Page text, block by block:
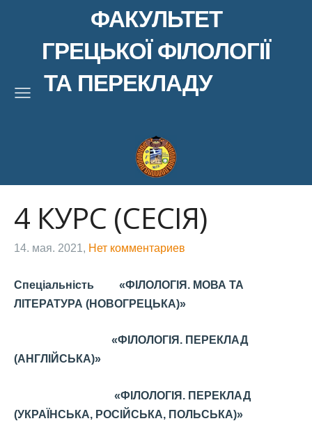
ФАКУЛЬТЕТ
ГРЕЦЬКОЇ ФІЛОЛОГІЇ
ТА ПЕРЕКЛАДУ
4 КУРС (СЕСІЯ)
14. мая. 2021, Нет комментариев
Спеціальність «ФІЛОЛОГІЯ. МОВА ТА
ЛІТЕРАТУРА (НОВОГРЕЦЬКА)»
«ФІЛОЛОГІЯ. ПЕРЕКЛАД
(АНГЛІЙСЬКА)»
«ФІЛОЛОГІЯ. ПЕРЕКЛАД
(УКРАЇНСЬКА, РОСІЙСЬКА, ПОЛЬСЬКА)»